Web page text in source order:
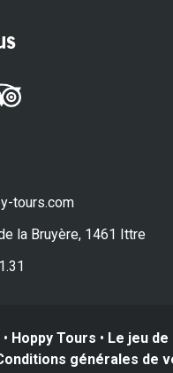
tours.com
la Bruyère, 1461 Ittre
Hoppy Tours • Le jeu
générales de